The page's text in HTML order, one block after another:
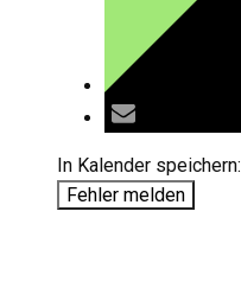
In Kalender speichern:
Fehler melden